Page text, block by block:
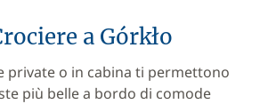
a Górkło
private o in cabina ti permettono
più belle a bordo di comode